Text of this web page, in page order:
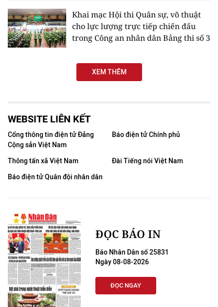
Khai mạc Hội thi Quân sự, võ thuật
cho lực lượng trực tiếp chiến đấu
trong Công an nhân dân Bảng thi số 3
XEM THÊM
WEBSITE LIÊN KẾT
Cổng thông tin điện tử Đảng
Cộng sản Việt Nam
Báo điện tử Chính phủ
Thông tấn xã Việt Nam
Đài Tiếng nói Việt Nam
Báo điện tử Quân đội nhân dân
ĐỌC BÁO IN
Báo Nhân Dân số 25831
Ngày 08-08-2026
ĐỌC NGAY